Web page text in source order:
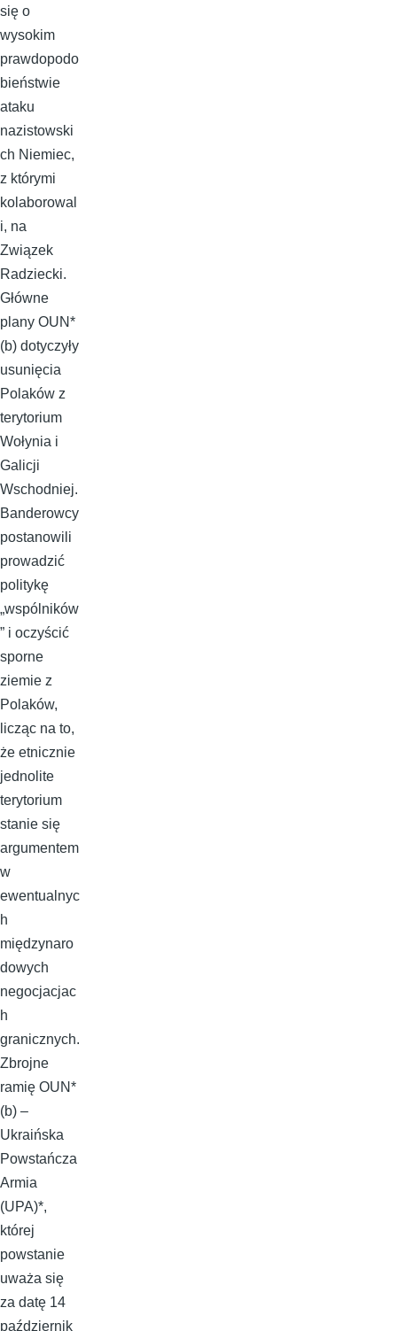
się o
wysokim
prawdopodo
bieństwie
ataku
nazistowski
ch Niemiec,
z którymi
kolaborowal
i, na
Związek
Radziecki.
Główne
plany OUN*
(b) dotyczyły
usunięcia
Polaków z
terytorium
Wołynia i
Galicji
Wschodniej.
Banderowcy
postanowili
prowadzić
politykę
„wspólników
” i oczyścić
sporne
ziemie z
Polaków,
licząc na to,
że etnicznie
jednolite
terytorium
stanie się
argumentem
w
ewentualnyc
h
międzynaro
dowych
negocjacjac
h
granicznych.
Zbrojne
ramię OUN*
(b) –
Ukraińska
Powstańcza
Armia
(UPA)*,
której
powstanie
uważa się
za datę 14
październik